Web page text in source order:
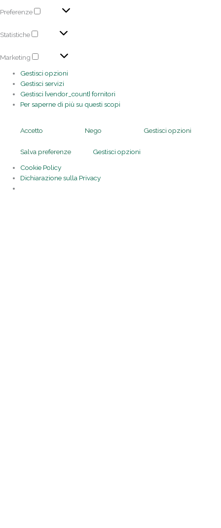
Preferenze
Statistiche
Marketing
Gestisci opzioni
Gestisci servizi
Gestisci {vendor_count} fornitori
Per saperne di più su questi scopi
Accetto Nego Gestisci opzioni
Salva preferenze
Gestisci opzioni
Cookie Policy
Dichiarazione sulla Privacy